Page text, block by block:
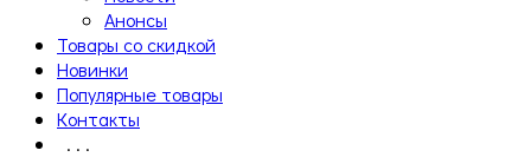
Анонсы
Товары со скидкой
Новинки
Популярные товары
Контакты
. . .